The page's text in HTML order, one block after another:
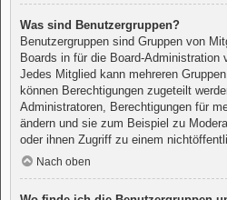
Was sind Benutzergruppen?
Benutzergruppen sind Gruppen von
Boards in für die Board-Administration
Jedes Mitglied kann mehreren
können Berechtigungen zugeteilt
Administratoren, Berechtigungen für
ändern und sie zum Beispiel zu
oder ihnen Zugriff zu einem
Nach oben